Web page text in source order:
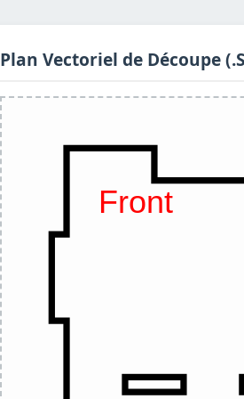
Plan Vectoriel de Découpe
Front